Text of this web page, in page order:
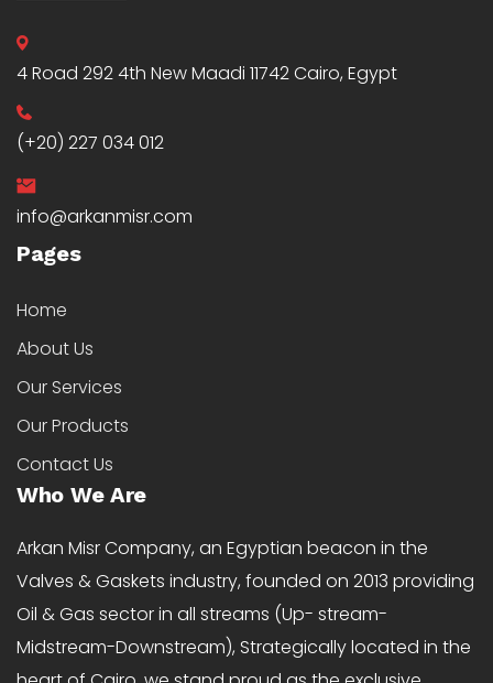
4 Road 292 4th New Maadi 11742 Cairo, Egypt
(+20) 227 034 012
info@arkanmisr.com
Pages
Home
About Us
Our Services
Our Products
Contact Us
Who We Are
Arkan Misr Company, an Egyptian beacon in the
Valves & Gaskets industry, founded on 2013 providing
Oil & Gas sector in all streams (Up- stream-
Midstream-Downstream), Strategically located in the